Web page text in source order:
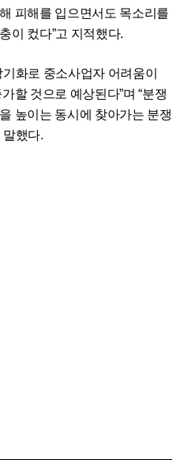
피해를 입으면서도 목소리를
이 컸다”고 지적했다.
화로 중소사업자 어려움이
할 것으로 예상된다”며 “분쟁
높이는 동시에 찾아가는 분쟁
말했다.